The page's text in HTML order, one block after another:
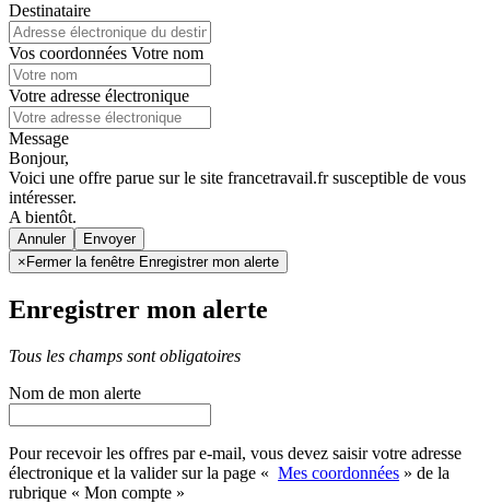
Destinataire
Vos coordonnées Votre nom
Votre adresse électronique
Message
Bonjour,
Voici une offre parue sur le site francetravail.fr susceptible de vous
intéresser.
A bientôt.
Annuler
× Fermer la fenêtre Enregistrer mon alerte
Enregistrer mon alerte
Tous les champs sont obligatoires
Nom de mon alerte
Pour recevoir les offres par e-mail, vous devez saisir votre adresse
électronique et la valider sur la page « Mes coordonnées » de la
rubrique « Mon compte »